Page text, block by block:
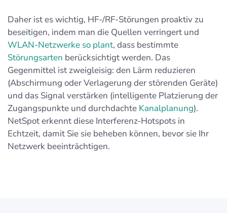
Daher ist es wichtig, HF-/RF-Störungen proaktiv zu
beseitigen, indem man die Quellen verringert und
WLAN-Netzwerke so plant, dass bestimmte
Störungsarten berücksichtigt werden. Das
Gegenmittel ist zweigleisig: den Lärm reduzieren
(Abschirmung oder Verlagerung der störenden Geräte)
und das Signal verstärken (intelligente Platzierung der
Zugangspunkte und durchdachte Kanalplanung).
NetSpot erkennt diese Interferenz-Hotspots in
Echtzeit, damit Sie sie beheben können, bevor sie Ihr
Netzwerk beeinträchtigen.